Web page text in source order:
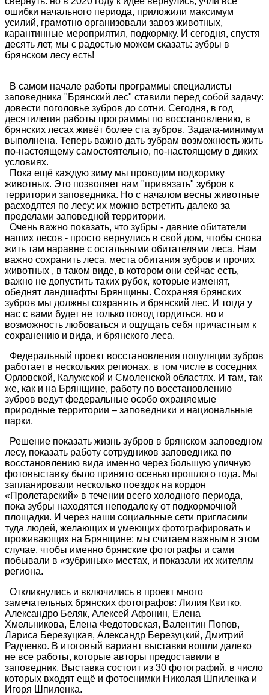
ошибки начального периода, приложили максимум
усилий, грамотно организовали завоз животных,
карантинные мероприятия, подкормку. И сегодня, спустя
десять лет, мы с радостью можем сказать: зубры в
брянском лесу есть!
В самом начале работы программы специалисты
заповедника "Брянский лес" ставили перед собой задачу:
довести поголовье зубров до сотни. Сегодня, в год
десятилетия работы программы по восстановлению, в
брянских лесах живёт более ста зубров. Задача-минимум
выполнена. Теперь важно дать зубрам возможность жить
по-настоящему самостоятельно, по-настоящему в диких
условиях.
Пока ещё каждую зиму мы проводим подкормку
животных. Это позволяет нам "привязать" зубров к
территории заповедника. Но с началом весны животные
расходятся по лесу: их можно встретить далеко за
пределами заповедной территории.
Очень важно показать, что зубры - давние обитатели
наших лесов - просто вернулись в свой дом, чтобы снова
жить там наравне с остальными обитателями леса. Нам
важно сохранить леса, места обитания зубров и прочих
животных , в таком виде, в котором они сейчас есть,
важно не допустить таких рубок, которые изменят,
обеднят ландшафты Брянщины. Сохраняя брянских
зубров мы должны сохранять и брянский лес. И тогда у
нас с вами будет не только повод гордиться, но и
возможность любоваться и ощущать себя причастным к
сохранению и вида, и брянского леса.
Федеральный проект восстановления популяции зубров
работает в нескольких регионах, в том числе в соседних
Орловской, Калужской и Смоленской областях. И там, так
же, как и на Брянщине, работу по восстановлению
зубров ведут федеральные особо охраняемые
природные территории – заповедники и национальные
парки.
Решение показать жизнь зубров в брянском заповедном
лесу, показать работу сотрудников заповедника по
восстановлению вида именно через большую уличную
фотовыставку было принято осенью прошлого года. Мы
запланировали несколько поездок на кордон
«Пролетарский» в течении всего холодного периода,
пока зубры находятся неподалеку от подкормочной
площадки. И через наши социальные сети пригласили
туда людей, желающих и умеющих фотографировать и
проживающих на Брянщине: мы считаем важным в этом
случае, чтобы именно брянские фотографы и сами
побывали в «зубриных» местах, и показали их жителям
региона.
Откликнулись и включились в проект много
замечательных брянских фотографов: Лилия Квитко,
Александро Беляк, Алексей Афонин, Елена
Хмельникова, Елена Федотовская, Валентин Попов,
Лариса Березуцкая, Александр Березуцкий, Дмитрий
Радченко. В итоговый вариант выставки вошли далеко
не все работы, которые авторы предоставили в
заповедник. Выставка состоит из 30 фотографий, в число
которых входят ещё и фотоснимки Николая Шпиленка и
Игоря Шпиленка.